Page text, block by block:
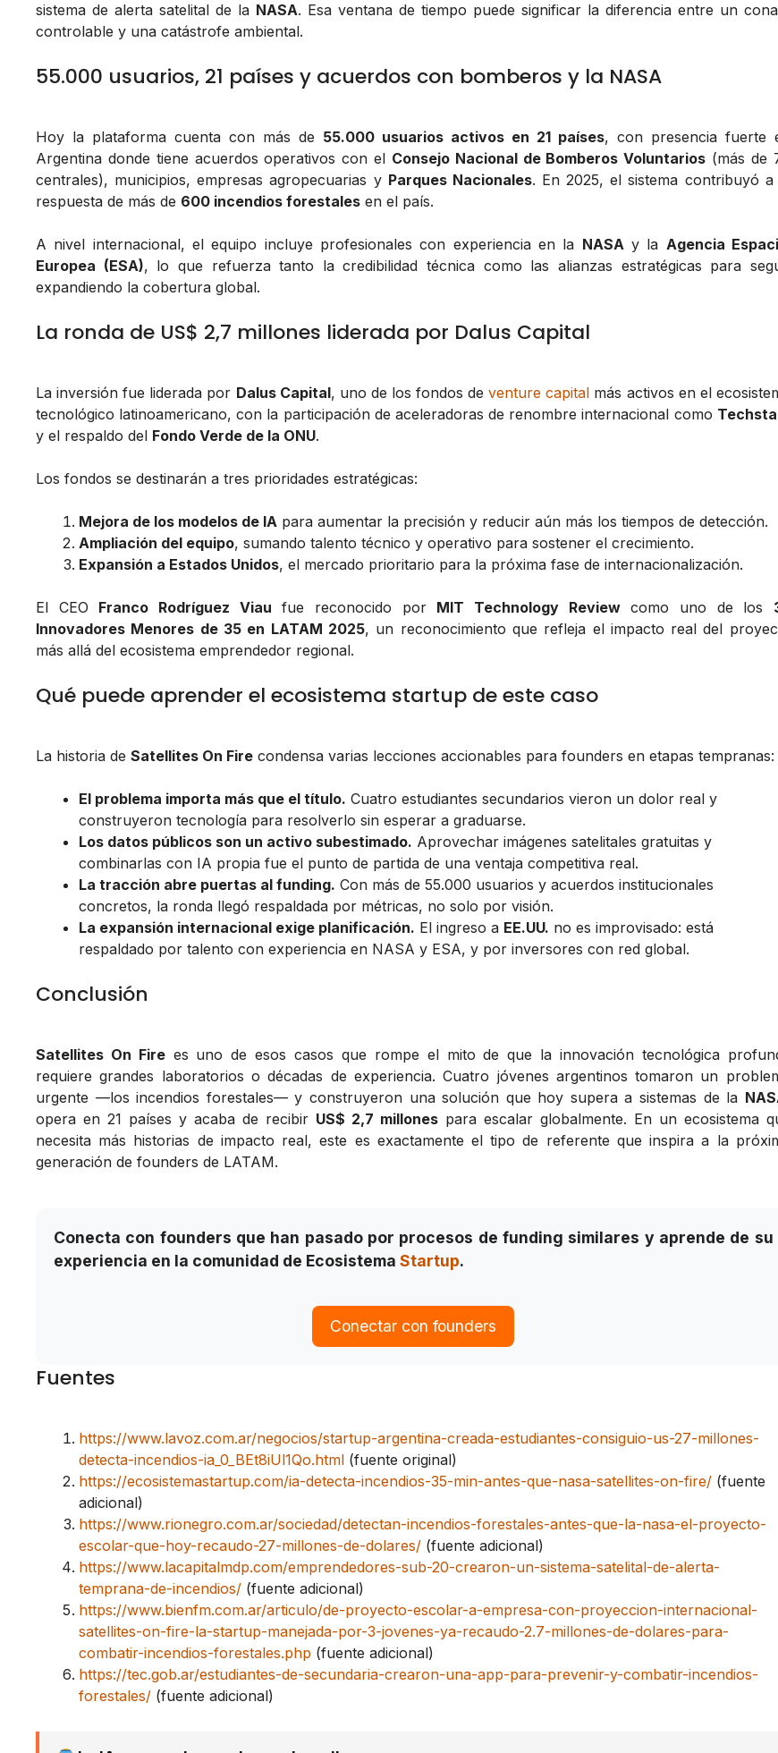
sistema de alerta satelital de la NASA. Esa ventana de tiempo puede significar la diferencia entre un
controlable y una catástrofe ambiental.
55.000 usuarios, 21 países y acuerdos con bomberos y la NASA
Hoy la plataforma cuenta con más de 55.000 usuarios activos en 21 países, con presencia fuerte
Argentina donde tiene acuerdos operativos con el Consejo Nacional de Bomberos Voluntarios (más de
centrales), municipios, empresas agropecuarias y Parques Nacionales. En 2025, el sistema contribuyó a
respuesta de más de 600 incendios forestales en el país.
A nivel internacional, el equipo incluye profesionales con experiencia en la NASAy la Agencia
Europea (ESA), lo que refuerza tanto la credibilidad técnica como las alianzas estratégicas para
expandiendo la cobertura global.
La ronda de US$ 2,7 millones liderada por Dalus Capital
La inversión fue liderada por Dalus Capital, uno de los fondos deventure capital más activos en el
tecnológico latinoamericano, con la participación de aceleradoras de renombre internacional como
y el respaldo del Fondo Verde de la ONU.
Los fondos se destinarán a tres prioridades estratégicas:
Mejora de los modelos de IA para aumentar la precisión y reducir aún más los tiempos de detección.
Ampliación del equipo, sumando talento técnico y operativo para sostener el crecimiento.
Expansión a Estados Unidos, el mercado prioritario para la próxima fase de internacionalización.
El CEO Franco Rodríguez Viau fue reconocido por MIT Technology Reviewcomo uno de los
Innovadores Menores de 35 en LATAM 2025, un reconocimiento que refleja el impacto real del
más allá del ecosistema emprendedor regional.
Qué puede aprender el ecosistema startup de este caso
La historia de Satellites On Fire condensa varias lecciones accionables para founders en etapas tempranas:
El problema importa más que el título. Cuatro estudiantes secundarios vieron un dolor real y
construyeron tecnología para resolverlo sin esperar a graduarse.
Los datos públicos son un activo subestimado. Aprovechar imágenes satelitales gratuitas y
combinarlas con IA propia fue el punto de partida de una ventaja competitiva real.
La tracción abre puertas al funding. Con más de 55.000 usuarios y acuerdos institucionales
concretos, la ronda llegó respaldada por métricas, no solo por visión.
La expansión internacional exige planificación. El ingreso a EE.UU. no es improvisado: está
respaldado por talento con experiencia en NASA y ESA, y por inversores con red global.
Conclusión
Satellites On Firees uno de esos casos que rompe el mito de que la innovación tecnológica
requiere grandes laboratorios o décadas de experiencia. Cuatro jóvenes argentinos tomaron un
urgente —los incendios forestales— y construyeron una solución que hoy supera a sistemas de la
opera en 21 países y acaba de recibir US$ 2,7 millonespara escalar globalmente. En un ecosistema
necesita más historias de impacto real, este es exactamente el tipo de referente que inspira a la
generación de founders de LATAM.
Conecta con founders que han pasado por procesos de funding similares y aprende de su
experiencia en la comunidad de Ecosistema Startup.
Conectar con founders
Fuentes
https://www.lavoz.com.ar/negocios/startup-argentina-creada-estudiantes-consiguio-us-27-millones-
detecta-incendios-ia_0_BEt8iUl1Qo.html (fuente original)
https://ecosistemastartup.com/ia-detecta-incendios-35-min-antes-que-nasa-satellites-on-fire/ (fuente
adicional)
https://www.rionegro.com.ar/sociedad/detectan-incendios-forestales-antes-que-la-nasa-el-proyecto-
escolar-que-hoy-recaudo-27-millones-de-dolares/ (fuente adicional)
https://www.lacapitalmdp.com/emprendedores-sub-20-crearon-un-sistema-satelital-de-alerta-
temprana-de-incendios/ (fuente adicional)
https://www.bienfm.com.ar/articulo/de-proyecto-escolar-a-empresa-con-proyeccion-internacional-
satellites-on-fire-la-startup-manejada-por-3-jovenes-ya-recaudo-2.7-millones-de-dolares-para-
combatir-incendios-forestales.php (fuente adicional)
https://tec.gob.ar/estudiantes-de-secundaria-crearon-una-app-para-prevenir-y-combatir-incendios-
forestales/ (fuente adicional)